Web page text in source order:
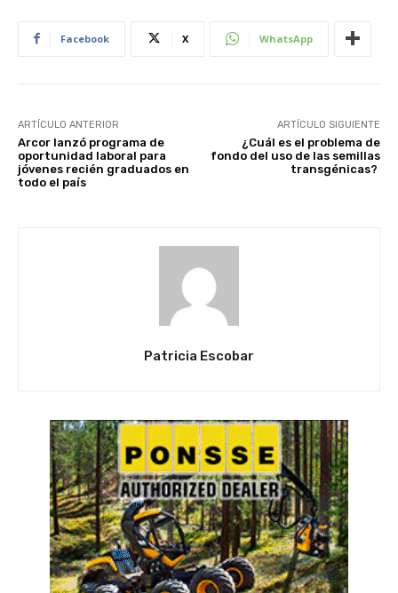
Facebook X WhatsApp
ARTÍCULO ANTERIOR
Arcor lanzó programa de
oportunidad laboral para
jóvenes recién graduados en
todo el país
ARTÍCULO SIGUIENTE
¿Cuál es el problema de
fondo del uso de las semillas
transgénicas?
Patricia Escobar